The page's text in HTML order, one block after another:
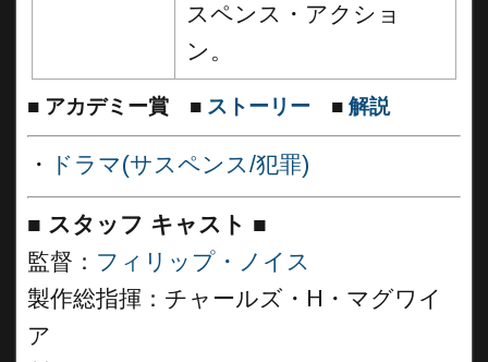
スペンス・アクショ
ン。
■ アカデミー賞 ■ ストーリー ■ 解説
・ ドラマ(サスペンス/犯罪)
■ スタッフ キャスト ■
監督： フィリップ・ノイス
製作総指揮：チャールズ・H・マグワイ
ア